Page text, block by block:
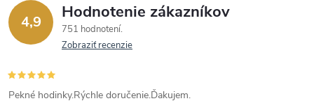
4,9 Hodnotenie zákazníkov
751 hodnotení
Zobraziť recenzie
Pekné hodinky.Rýchle doručenie.Ďakujem.